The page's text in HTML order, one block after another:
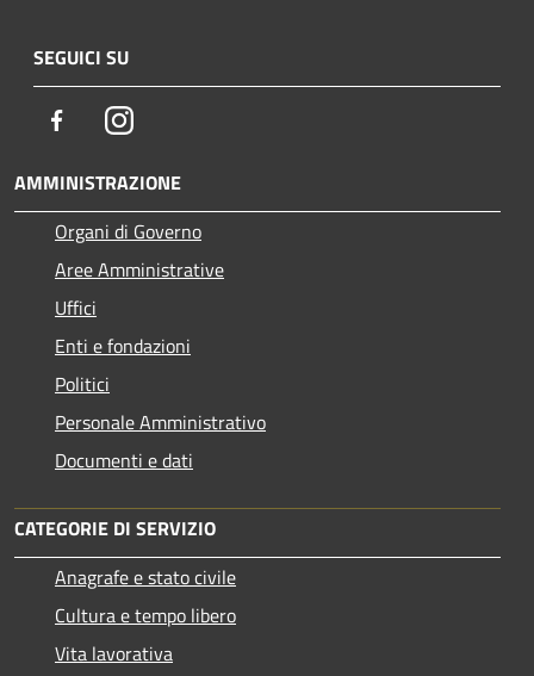
SEGUICI SU
FacebookInstagram
AMMINISTRAZIONE
Organi di Governo
Aree Amministrative
Uffici
Enti e fondazioni
Politici
Personale Amministrativo
Documenti e dati
CATEGORIE DI SERVIZIO
Anagrafe e stato civile
Cultura e tempo libero
Vita lavorativa